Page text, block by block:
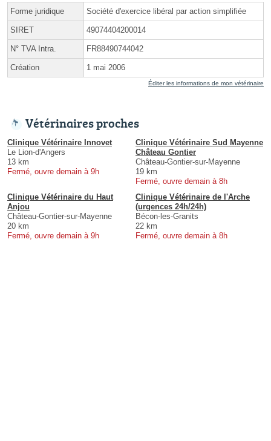
Forme juridique Société d'exercice libéral par action simplifiée
SIRET 49074404200014
N° TVA Intra. FR88490744042
Création 1 mai 2006
Éditer les informations de mon vétérinaire
Vétérinaires proches
Clinique Vétérinaire Innovet
Le Lion-d'Angers
13 km
Fermé, ouvre demain à 9h
Clinique Vétérinaire Sud Mayenne
Château Gontier
Château-Gontier-sur-Mayenne
19 km
Fermé, ouvre demain à 8h
Clinique Vétérinaire du Haut
Anjou
Château-Gontier-sur-Mayenne
20 km
Fermé, ouvre demain à 9h
Clinique Vétérinaire de l'Arche
(urgences 24h/24h)
Bécon-les-Granits
22 km
Fermé, ouvre demain à 8h